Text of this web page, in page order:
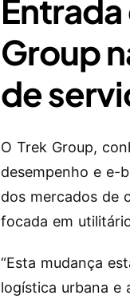
Group
de
O Trek Group,
desempenho e e-
dos mercados de
focada em
“Esta mudança
logística urbana e